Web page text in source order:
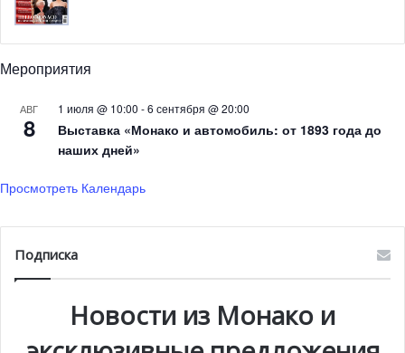
Хороший выбор органических продуктов и сезонных
овощей и фруктов предлагает специализированный
отделсупермаркета Carrefour. В отделе Le Marché de
салаты, сочные яблоки, картофель с грядки, хрустящую
морковь. Прямо рядом находится отдел с продуктами с
отсортированы, а на полках можно найти широкий
продукцию. Carrefour определенно заслуживает
внимания за разнообразие органических товаров и
удобное расположение.
Мероприятия
АВГ
8
1 июля @ 10:00 -6 сентября @ 20:00
Выставка «Монако и автомобиль: от 1893 года до
наших дней»
Просмотреть Календарь
Подписка
Новости из Монако и